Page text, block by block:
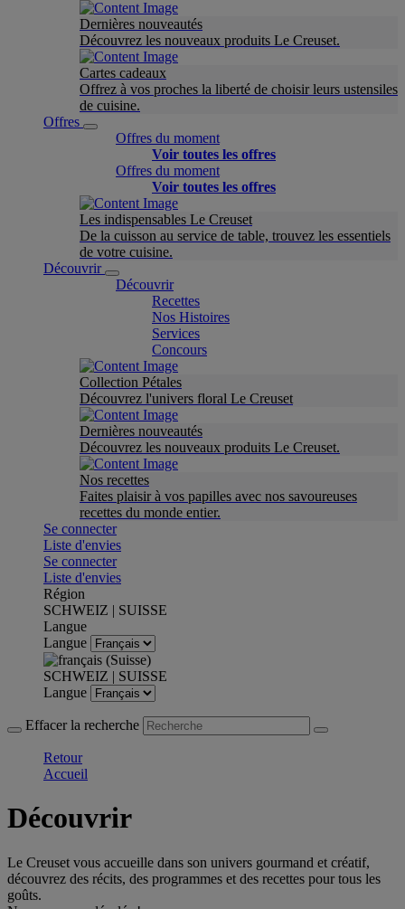
Dernières nouveautés
Découvrez les nouveaux produits Le Creuset.
Cartes cadeaux
Offrez à vos proches la liberté de choisir leurs ustensiles
de cuisine.
Offres
Offres du moment
Voir toutes les offres
Offres du moment
Voir toutes les offres
Les indispensables Le Creuset
De la cuisson au service de table, trouvez les essentiels
de votre cuisine.
Découvrir
Découvrir
Recettes
Nos Histoires
Services
Concours
Collection Pétales
Découvrez l'univers floral Le Creuset
Dernières nouveautés
Découvrez les nouveaux produits Le Creuset.
Nos recettes
Faites plaisir à vos papilles avec nos savoureuses
recettes du monde entier.
Se connecter
Liste d'envies
Se connecter
Liste d'envies
Région
SCHWEIZ | SUISSE
Langue
Langue
SCHWEIZ | SUISSE
Langue
Effacer la recherche
Retour
Accueil
Découvrir
Le Creuset vous accueille dans son univers gourmand et créatif,
découvrez des récits, des programmes et des recettes pour tous les
goûts.